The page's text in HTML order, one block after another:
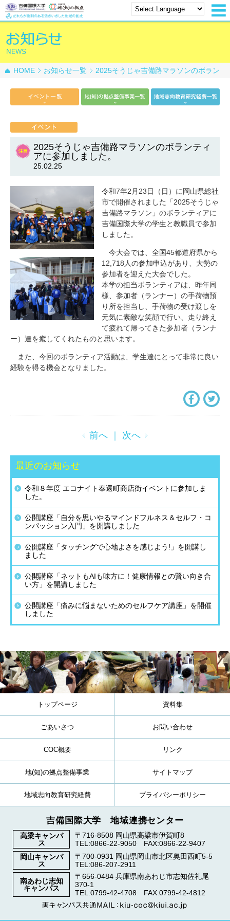
HOME お知らせ一覧
2025そうじゃ吉備路マラソンのボラン
2025そうじゃ吉備路マラソンのボランティ
アに参加しました。
25.02.25
令和7年2月23日（日）に岡山県総社
市で開催されました「2025そうじゃ
吉備路マラソン」のボランティアに
吉備国際大学の学生と教職員で参加
しました。
今大会では、全国45都道府県から
12,718人の参加申込があり、大勢の
参加者を迎えた大会でした。
本学の担当ボランティアは、昨年同
様、参加者（ランナー）の手荷物預
り所を担当し、手荷物の受け渡しを
元気に素敵な笑顔で行い、走り終え
て疲れて帰ってきた参加者（ランナ
ー）達を癒してくれたものと思います。
また、今回のボランティア活動は、学生達にとって非常に良い
経験を得る機会となりました。
前へ 次へ
最近のお知らせ
令和８年度 エコナイト奉還町商店街イベントに参加しま
した。
公開講座「自分を思いやるマインドフルネス＆セルフ・コ
ンパッション入門」を開講しました
公開講座「タッチングで心地よさを感じよう!」を開講し
ました
公開講座「ネットもAIも味方に！健康情報との賢い向き合
い方」を開講しました
公開講座「痛みに悩まないためのセルフケア講座」を開催
しました
トップページ
ごあいさつ
COC概要
地(知)の拠点整備事業
地域志向教育研究経費
資料集
お問い合わせ
リンク
サイトマップ
プライバシーポリシー
吉備国際大学 地域連携センター
高梁キャンパ
ス
〒716-8508 岡山県高梁市伊賀町8
TEL:0866-22-9050 FAX:0866-22-9407
岡山キャンパ
ス
〒700-0931 岡山県岡山市北区奥田西町5-5
TEL:086-207-2911
南あわじ志知
キャンパス
〒656-0484 兵庫県南あわじ市志知佐礼尾
370-1
TEL:0799-42-4708 FAX:0799-42-4812